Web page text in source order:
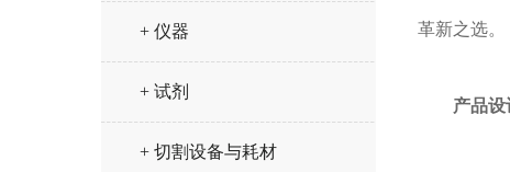
+ 仪器
+ 试剂
+ 切割设备与耗材
革新之选。
产品设